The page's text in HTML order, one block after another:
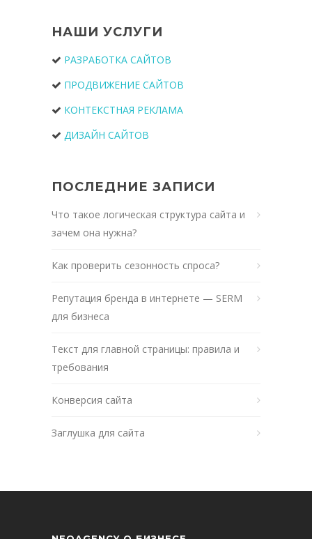
НАШИ УСЛУГИ
РАЗРАБОТКА САЙТОВ
ПРОДВИЖЕНИЕ САЙТОВ
КОНТЕКСТНАЯ РЕКЛАМА
ДИЗАЙН САЙТОВ
ПОСЛЕДНИЕ ЗАПИСИ
Что такое логическая структура сайта и
зачем она нужна?
Как проверить сезонность спроса?
Репутация бренда в интернете — SERM
для бизнеса
Текст для главной страницы: правила и
требования
Конверсия сайта
Заглушка для сайта